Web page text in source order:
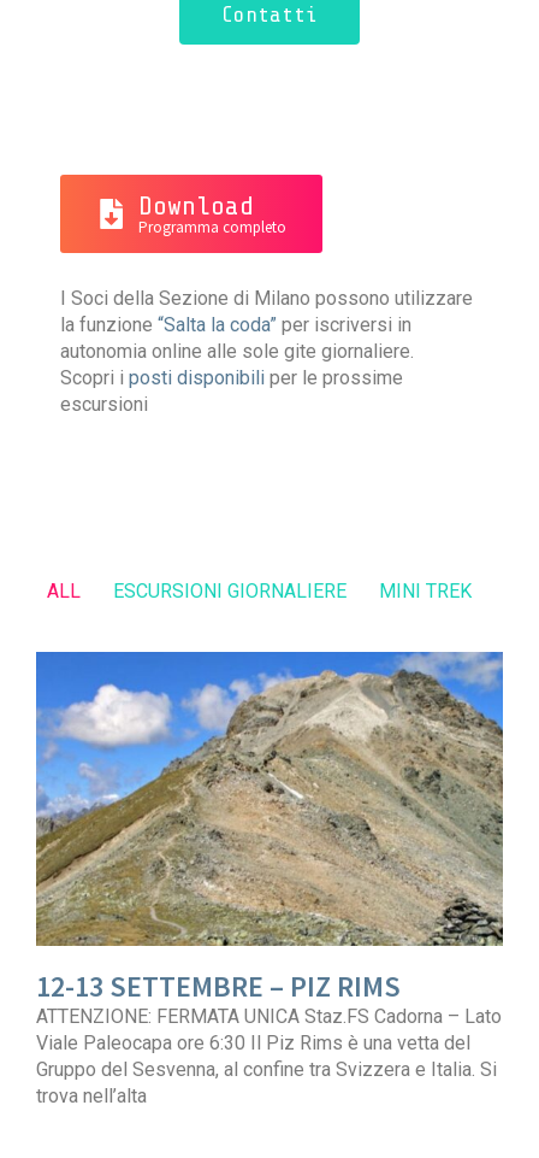
Contatti
Download
Programma completo
I Soci della Sezione di Milano possono utilizzare
la funzione “Salta la coda” per iscriversi in
autonomia online alle sole gite giornaliere.
Scopri i posti disponibili per le prossime
escursioni
ALL ESCURSIONI GIORNALIERE MINI TREK
12-13 SETTEMBRE – PIZ RIMS
ATTENZIONE: FERMATA UNICA Staz.FS Cadorna – Lato
Viale Paleocapa ore 6:30 Il Piz Rims è una vetta del
Gruppo del Sesvenna, al confine tra Svizzera e Italia. Si
trova nell’alta